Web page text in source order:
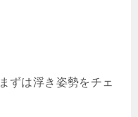
ずは浮き姿勢をチェ